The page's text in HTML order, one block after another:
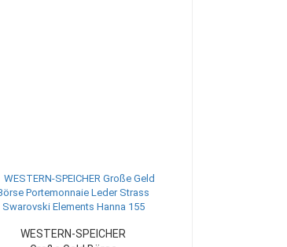
WESTERN-SPEICHER